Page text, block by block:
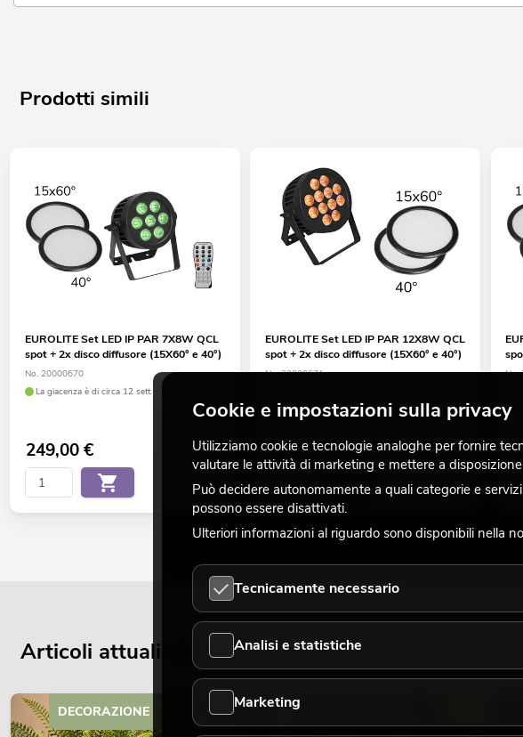
Prodotti simili
EUROLITE Set LED IP PAR 7X8W QCL
spot + 2x disco diffusore (15X60° e 40°)
No. 20000670
La giacenza è di circa 12 sett.
249,00€
EUROLITE Set LED IP PAR 12X8W QCL
spot + 2x disco diffusore (15X60° e 40°)
No. 20000671
355,00€
No.
Articoli attuali del blog
DECORAZIONE
Cookie e impostazioni sulla privacy
Utilizziamo cookie e tecnologie analoghe per fornire
valutare le attività di marketing e mettere a
Può decidere autonomamente a quali categorie e
possono essere disattivati.
Ulteriori informazioni al riguardo sono disponibili nella
Tecnicamente necessario
Analisi e statistiche
Marketing